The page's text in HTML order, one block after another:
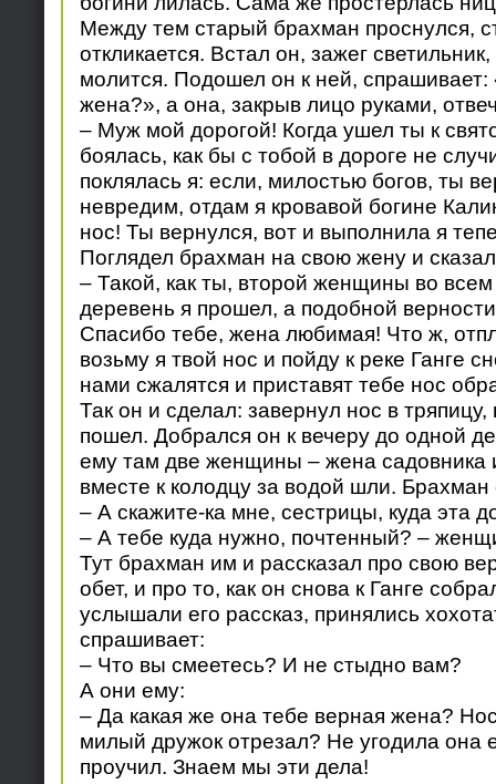
Между тем старый брахман проснулся,
откликается. Встал он, зажег
молится. Подошел он к ней,
жена?», а она, закрыв лицо руками,
– Муж мой дорогой! Когда ушел ты к
боялась, как бы с тобой в дороге не
поклялась я: если, милостью богов, ты
невредим, отдам я кровавой богине
нос! Ты вернулся, вот и выполнила я
Поглядел брахман на свою жену и
– Такой, как ты, второй женщины во
деревень я прошел, а подобной
Спасибо тебе, жена любимая! Что ж,
возьму я твой нос и пойду к реке Ганге
нами сжалятся и приставят тебе нос
Так он и сделал: завернул нос в тряпицу,
пошел. Добрался он к вечеру до одной
ему там две женщины – жена садовника
вместе к колодцу за водой шли.
– А скажите-ка мне, сестрицы, куда эта
– А тебе куда нужно, почтенный? –
Тут брахман им и рассказал про свою
обет, и про то, как он снова к Ганге
услышали его рассказ, принялись
спрашивает:
– Что вы смеетесь? И не стыдно вам?
А они ему:
– Да какая же она тебе верная жена?
милый дружок отрезал? Не угодила она
проучил. Знаем мы эти дела!